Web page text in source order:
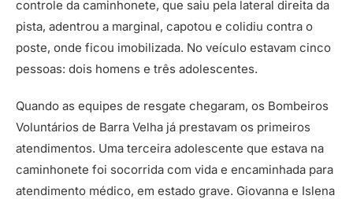
controle da caminhonete, que saiu pela lateral direita da
pista, adentrou a marginal, capotou e colidiu contra o
poste, onde ficou imobilizada. No veículo estavam cinco
pessoas: dois homens e três adolescentes.
Quando as equipes de resgate chegaram, os Bombeiros
Voluntários de Barra Velha já prestavam os primeiros
atendimentos. Uma terceira adolescente que estava na
caminhonete foi socorrida com vida e encaminhada para
atendimento médico, em estado grave. Giovanna e Islena